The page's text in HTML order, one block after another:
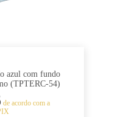
azul com fundo
(TPTERC-54)
de acordo com a